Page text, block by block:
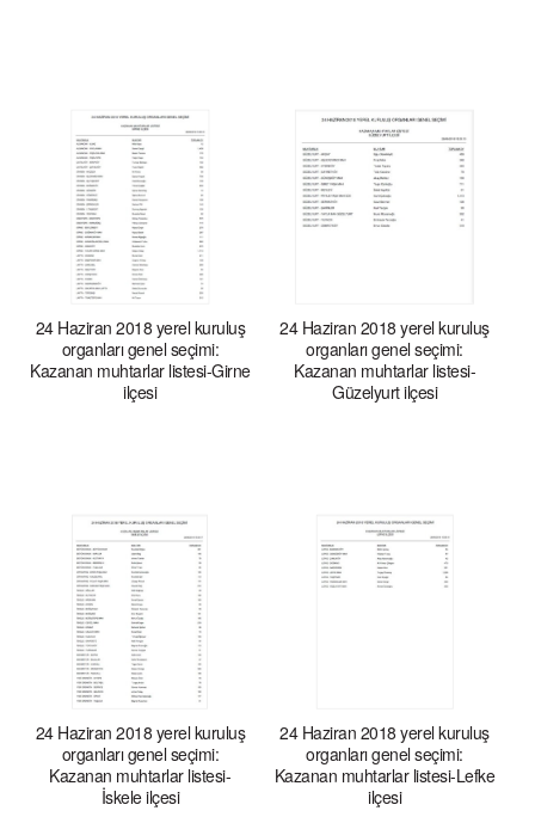
24 Haziran 2018 yerel kuruluş
organları genel seçimi:
Kazanan muhtarlar listesi-Girne
ilçesi
24 Haziran 2018 yerel kuruluş
organları genel seçimi:
Kazanan muhtarlar listesi-
Güzelyurt ilçesi
24 Haziran 2018 yerel kuruluş
organları genel seçimi:
Kazanan muhtarlar listesi-
İskele ilçesi
24 Haziran 2018 yerel kuruluş
organları genel seçimi:
Kazanan muhtarlar listesi-Lefke
ilçesi